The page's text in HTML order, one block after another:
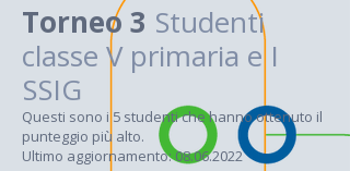
Torneo 3 Studenti
classe V primaria e I
SSIG
Questi sono i 5 studenti che hanno ottenuto il
punteggio più alto.
Ultimo aggiornamento: 08.06.2022